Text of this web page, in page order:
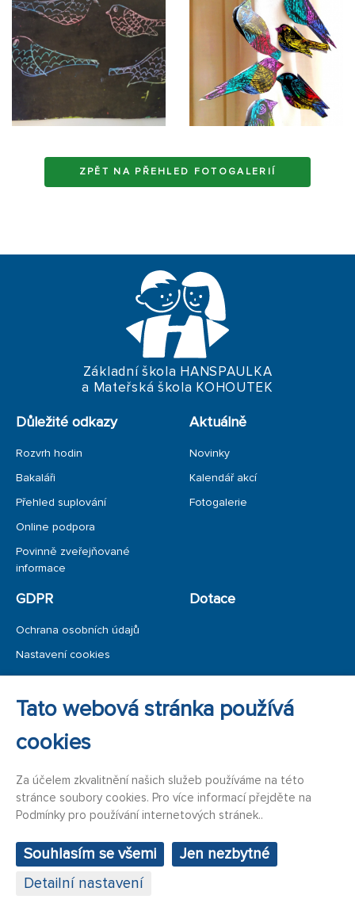
ZPĚT NA PŘEHLED FOTOGALERIÍ
Základní škola HANSPAULKA
a Mateřská škola KOHOUTEK
Důležité odkazy
Rozvrh hodin
Bakaláři
Přehled suplování
Online podpora
Povinně zveřejňované
informace
Aktuálně
Novinky
Kalendář akcí
Fotogalerie
GDPR
Ochrana osobních údajů
Nastavení cookies
Ochrana oznamovatele
Dotace
Úřední deska
Copyright MediaSolution 2020
Tato webová stránka používá
cookies
Za účelem zkvalitnění našich služeb používáme na této
stránce soubory cookies. Pro více informací přejděte na
Podmínky pro používání internetových stránek..
Souhlasím se všemi
Jen nezbytné
Detailní nastavení